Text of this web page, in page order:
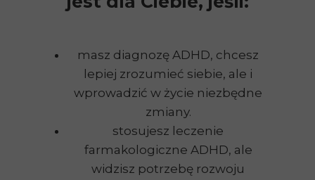
masz diagnozę ADHD, chcesz
lepiej zrozumieć siebie, ale i
wprowadzić w życie niezbędne
zmiany.
stosujesz leczenie
farmakologiczne ADHD, ale
widzisz potrzebę rozwoju